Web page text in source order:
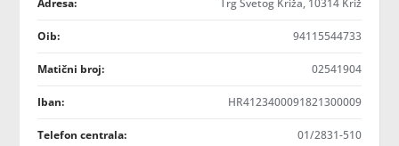
Adresa: Trg Svetog Križa, 10314 Križ
Oib: 94115544733
Matični broj: 02541904
Iban: HR4123400091821300009
Telefon centrala: 01/2831-510